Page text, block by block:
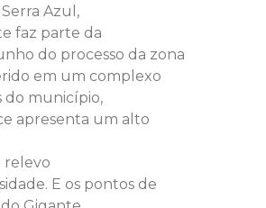
Azul,
faz parte da
do processo da zona
em um complexo
do município,
apresenta um alto
relevo
E os pontos de